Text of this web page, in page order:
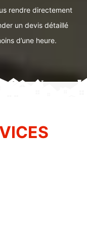
rendre directement
un devis détaillé
d’une heure.